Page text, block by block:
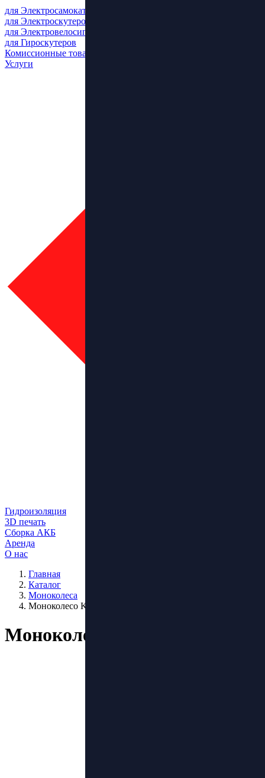
для Электросамокатов
для Электроскутеров
для Электровелосипедов
для Гироскутеров
Комиссионные товары
Услуги
Гидроизоляция
3D печать
Сборка АКБ
Аренда
О нас
Главная
Каталог
Моноколеса
Моноколесо Kugoo Kirin U4
Моноколесо Kugoo Kirin U4